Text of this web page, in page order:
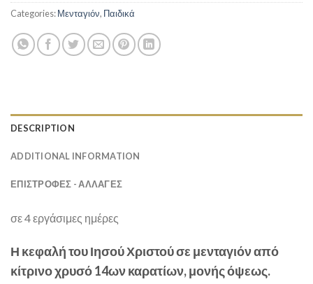
Categories:Μενταγιόν, Παιδικά
DESCRIPTION
ADDITIONAL INFORMATION
ΕΠΙΣΤΡΟΦΕΣ - ΑΛΛΑΓΕΣ
σε 4 εργάσιμες ημέρες
Η κεφαλή του Ιησού Χριστού σε μενταγιόν από
κίτρινο χρυσό 14ων καρατίων, μονής όψεως.